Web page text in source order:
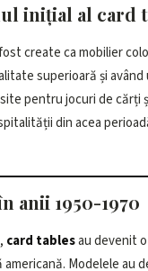
inițial al card
create ca mobilier
superioară și
pentru jocuri de cărți
din acea
anii 1950-1970
card tablesau devenit
Modelele au